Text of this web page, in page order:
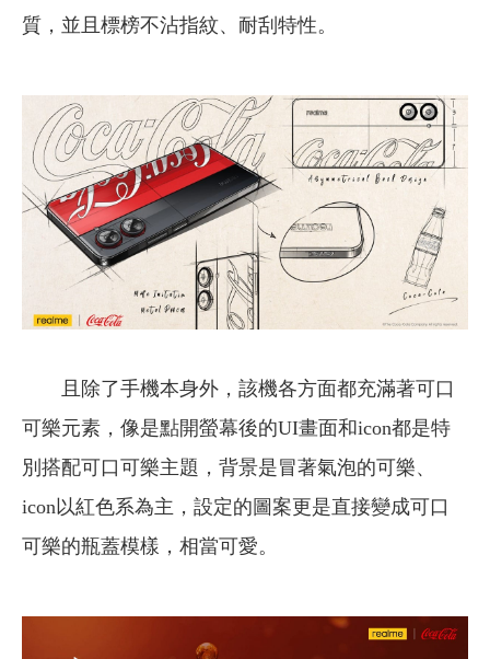
質，並且標榜不沾指紋、耐刮特性。
且除了手機本身外，該機各方面都充滿著可口
可樂元素，像是點開螢幕後的UI畫面和icon都是特
別搭配可口可樂主題，背景是冒著氣泡的可樂、
icon以紅色系為主，設定的圖案更是直接變成可口
可樂的瓶蓋模樣，相當可愛。